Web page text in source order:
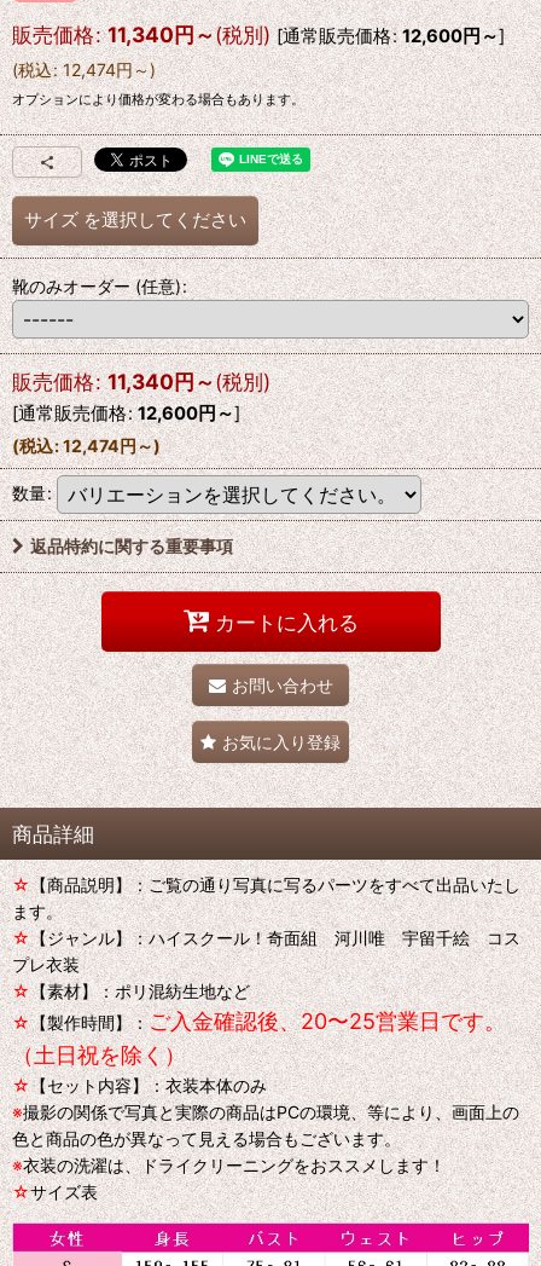
販売価格: 11,340円～(税別) [通常販売価格: 12,600円～]
(税込: 12,474円～)
オプションにより価格が変わる場合もあります。
サイズ を選択してください
靴のみオーダー(任意):
販売価格: 11,340円～(税別)
[通常販売価格: 12,600円 ～]
(税込:12,474円～)
数量:
返品特約に関する重要事項
カートに入れる
お問い合わせ
お気に入り登録
商品詳細
☆【商品説明】：ご覧の通り写真に写るパーツをすべて出品いたし
ます。
☆【ジャンル】：ハイスクール！奇面組 河川唯 宇留千絵 コス
プレ衣装
☆【素材】：ポリ混紡生地など
☆【製作時間】：ご入金確認後、20〜25営業日です。
（土日祝を除く）
☆【セット内容】：衣装本体のみ
※撮影の関係で写真と実際の商品はPCの環境、等により、画面上の
色と商品の色が異なって見える場合もございます。
※衣装の洗濯は、ドライクリーニングをおススメします！
☆サイズ表